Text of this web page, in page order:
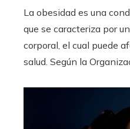
La obesidad es una
que se caracteriza por
corporal, el cual puede
salud. Según la